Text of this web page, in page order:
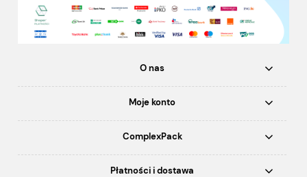
O nas
Moje konto
ComplexPack
Płatności i dostawa